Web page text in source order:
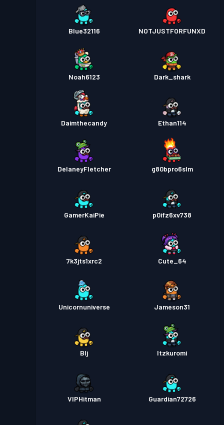
Blue32116 NOTJUSTFORFUNXD
Noah6123 Dark_shark
Daimthecandy Ethan114
DelaneyFletcher g80bpro6slm
GamerKaiPie p0ifz6xv738
7k3jts1xrc2 Cute_64
Unicornuniverse Jameson31
Blj Itzkuromi
VIPHitman Guardian72726